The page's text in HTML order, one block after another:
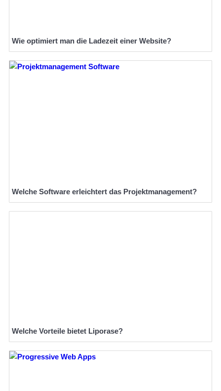
Wie optimiert man die Ladezeit einer Website?
Welche Software erleichtert das Projektmanagement?
Welche Vorteile bietet Liporase?